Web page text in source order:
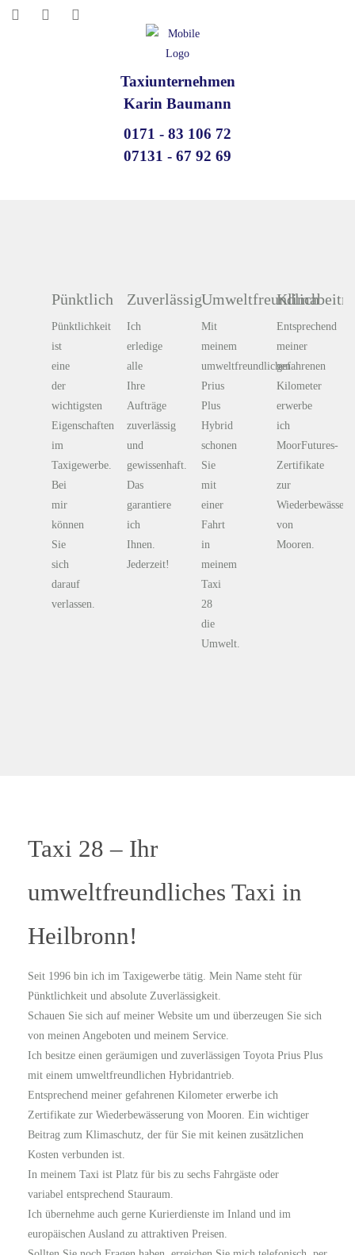
Taxiunternehmen
Karin Baumann
0171 - 83 106 72
07131 - 67 92 69
Pünktlich
Pünktlichkeit
ist
eine
der
wichtigsten
Eigenschaften
im
Taxigewerbe.
Bei
mir
können
Sie
sich
darauf
verlassen.
Zuverlässig
Ich
erledige
alle
Ihre
Aufträge
zuverlässig
und
gewissenhaft.
Das
garantiere
ich
Ihnen.
Jederzeit!
Umweltfreundlich
Mit
meinem
umweltfreundlichen
Prius
Plus
Hybrid
schonen
Sie
mit
einer
Fahrt
in
meinem
Taxi
28
die
Umwelt.
Entsprechend
meiner
gefahrenen
Kilometer
erwerbe
ich
MoorFutures-
Zertifikate
zur
von
Mooren.
Taxi 28 – Ihr
umweltfreundliches Taxi in
Heilbronn!
Seit 1996 bin ich im Taxigewerbe tätig. Mein Name steht für
Pünktlichkeit und absolute Zuverlässigkeit.
Schauen Sie sich auf meiner Website um und überzeugen Sie sich
von meinen Angeboten und meinem Service.
Ich besitze einen geräumigen und zuverlässigen Toyota Prius Plus
mit einem umweltfreundlichen Hybridantrieb.
Entsprechend meiner gefahrenen Kilometer erwerbe ich
Zertifikate zur Wiederbewässerung von Mooren. Ein wichtiger
Beitrag zum Klimaschutz, der für Sie mit keinen zusätzlichen
Kosten verbunden ist.
In meinem Taxi ist Platz für bis zu sechs Fahrgäste oder
variabel entsprechend Stauraum.
Ich übernehme auch gerne Kurierdienste im Inland und im
europäischen Ausland zu attraktiven Preisen.